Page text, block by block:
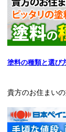
塗料の種類と選び
貴方のお住まい